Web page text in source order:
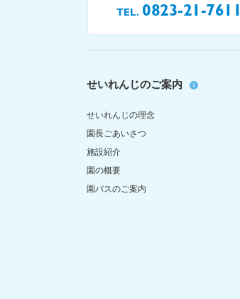
TEL 0823-21-7611
せいれんじのご案内
せいれんじの理念
園長ごあいさつ
施設紹介
園の概要
園バスのご案内